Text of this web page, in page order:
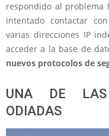
respondido al problema
intentado contactar
varias direcciones IP
acceder a la base de
nuevos protocolos de
UNA DE LAS
ODIADAS